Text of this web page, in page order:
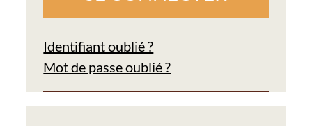
Identifiant oublié ?
Mot de passe oublié ?